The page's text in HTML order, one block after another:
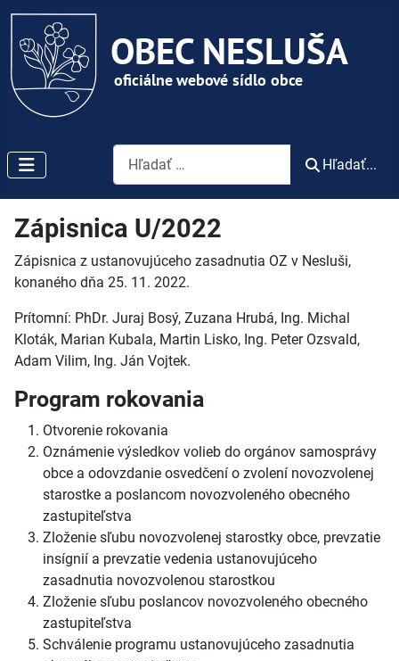
Vyhľadávanie
Hľadať...
Zápisnica U/2022
Zápisnica z ustanovujúceho zasadnutia OZ v Nesluši,
konaného dňa 25. 11. 2022.
Prítomní: PhDr. Juraj Bosý, Zuzana Hrubá, Ing. Michal
Kloták, Marian Kubala, Martin Lisko, Ing. Peter Ozsvald,
Adam Vilim, Ing. Ján Vojtek.
Program rokovania
Otvorenie rokovania
Oznámenie výsledkov volieb do orgánov samosprávy
obce a odovzdanie osvedčení o zvolení novozvolenej
starostke a poslancom novozvoleného obecného
zastupiteľstva
Zloženie sľubu novozvolenej starostky obce, prevzatie
insígnií a prevzatie vedenia ustanovujúceho
zasadnutia novozvolenou starostkou
Zloženie sľubu poslancov novozvoleného obecného
zastupiteľstva
Schválenie programu ustanovujúceho zasadnutia